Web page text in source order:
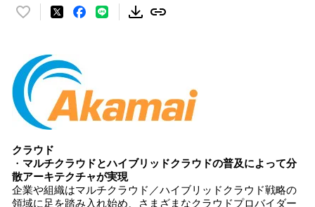
い
！
数
を
読
み
み
中
で
す
クラウド
・ マルチクラウドとハイブリッドクラウドの普及によって分
散アーキテクチャが実現
企業や組織はマルチクラウド／ハイブリッドクラウド戦略の
領域に足を踏み入れ始め、さまざまなクラウドプロバイダー